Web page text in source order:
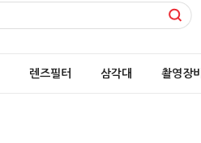
렌즈필터 삼각대 촬영장비